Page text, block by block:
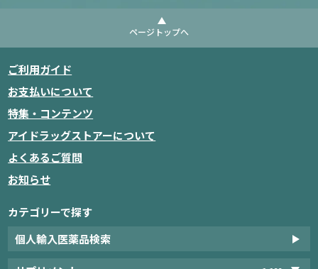
ページトップへ
ご利用ガイド
お支払いについて
特集・コンテンツ
アイドラッグストアーについて
よくあるご質問
お知らせ
カテゴリーで探す
個人輸入医薬品検索